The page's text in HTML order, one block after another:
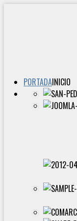
PORTADAINICIO